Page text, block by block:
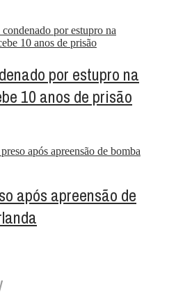
por estupro na
10 anos de prisão
após apreensão de